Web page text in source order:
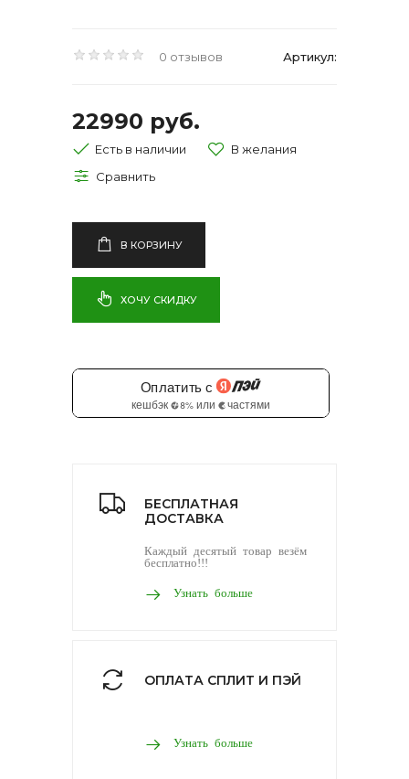
0 отзывов Артикул:
22990 руб.
Есть в наличии
В КОРЗИНУ
ХОЧУ СКИДКУ
БЕСПЛАТНАЯ
ДОСТАВКА
Каждый десятый товар везём
бесплатно!!!
Узнать больше
ОПЛАТА СПЛИТ И ПЭЙ
Узнать больше